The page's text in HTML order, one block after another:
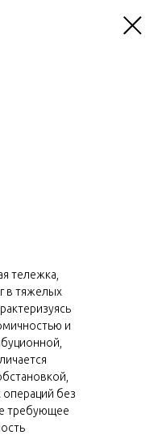
тележка,
в тяжелых
и
без
требующее